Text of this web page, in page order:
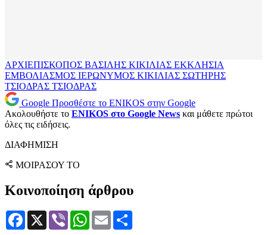
ΑΡΧΙΕΠΙΣΚΟΠΟΣ ΒΑΣΙΛΗΣ ΚΙΚΙΛΙΑΣ ΕΚΚΛΗΣΙΑ
ΕΜΒΟΛΙΑΣΜΟΣ ΙΕΡΩΝΥΜΟΣ ΚΙΚΙΛΙΑΣ ΣΩΤΗΡΗΣ
ΤΣΙΟΔΡΑΣ ΤΣΙΟΔΡΑΣ
Google Προσθέστε το ENIKOS στην Google
Ακολουθήστε το ENIKOS στο Google News και μάθετε πρώτοι
όλες τις ειδήσεις.
ΔΙΑΦΗΜΙΣΗ
ΜΟΙΡΑΣΟΥ ΤΟ
Κοινοποίηση άρθρου
Facebook
X Viber WhatsApp
Email